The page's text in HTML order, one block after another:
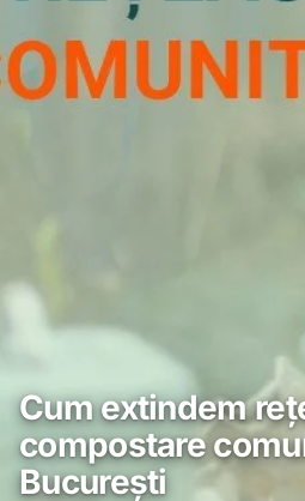
Cum extindem
compostare
București